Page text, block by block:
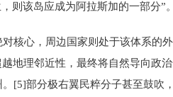
则该岛应成为阿拉斯加的一部分”
核心，周边国家则处于该体系的
地理邻近性，最终将自然导向政
[5]部分极右翼民粹分子甚至鼓吹